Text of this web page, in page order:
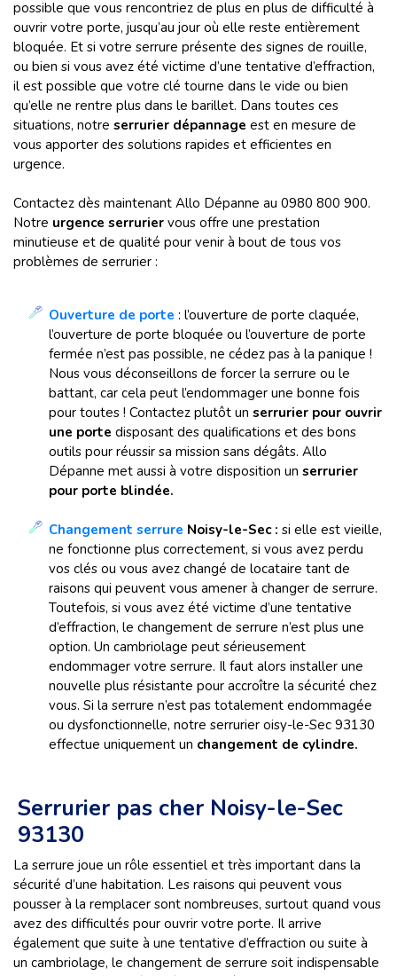
possible que vous rencontriez de plus en plus de difficulté à
ouvrir votre porte, jusqu’au jour où elle reste entièrement
bloquée. Et si votre serrure présente des signes de rouille,
ou bien si vous avez été victime d’une tentative d’effraction,
il est possible que votre clé tourne dans le vide ou bien
qu’elle ne rentre plus dans le barillet. Dans toutes ces
situations, notre serrurier dépannage est en mesure de
vous apporter des solutions rapides et efficientes en
urgence.
Contactez dès maintenant Allo Dépanne au 0980 800 900.
Notre urgence serrurier vous offre une prestation
minutieuse et de qualité pour venir à bout de tous vos
problèmes de serrurier :
Ouverture de porte : l’ouverture de porte claquée,
l’ouverture de porte bloquée ou l’ouverture de porte
fermée n’est pas possible, ne cédez pas à la panique !
Nous vous déconseillons de forcer la serrure ou le
battant, car cela peut l’endommager une bonne fois
pour toutes ! Contactez plutôt un serrurier pour ouvrir
une porte disposant des qualifications et des bons
outils pour réussir sa mission sans dégâts. Allo
Dépanne met aussi à votre disposition un serrurier
pour porte blindée.
Changement serrure Noisy-le-Sec : si elle est vieille,
ne fonctionne plus correctement, si vous avez perdu
vos clés ou vous avez changé de locataire tant de
raisons qui peuvent vous amener à changer de serrure.
Toutefois, si vous avez été victime d’une tentative
d’effraction, le changement de serrure n’est plus une
option. Un cambriolage peut sérieusement
endommager votre serrure. Il faut alors installer une
nouvelle plus résistante pour accroître la sécurité chez
vous. Si la serrure n’est pas totalement endommagée
ou dysfonctionnelle, notre serrurier oisy-le-Sec 93130
effectue uniquement un changement de cylindre.
Serrurier pas cher Noisy-le-Sec
93130
La serrure joue un rôle essentiel et très important dans la
sécurité d’une habitation. Les raisons qui peuvent vous
pousser à la remplacer sont nombreuses, surtout quand vous
avez des difficultés pour ouvrir votre porte. Il arrive
également que suite à une tentative d’effraction ou suite à
un cambriolage, le changement de serrure soit indispensable